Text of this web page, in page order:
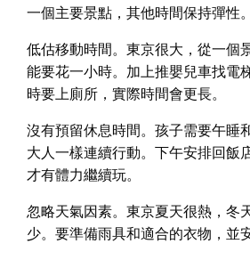
一個主要景點，其他時間保持彈性。
低估移動時間。東京很大，從一個
能要花一小時。加上推嬰兒車找電
時要上廁所，實際時間會更長。
沒有預留休息時間。孩子需要午睡
大人一樣連續行動。下午安排回飯
才有體力繼續玩。
忽略天氣因素。東京夏天很熱，冬
少。要準備雨具和適合的衣物，並